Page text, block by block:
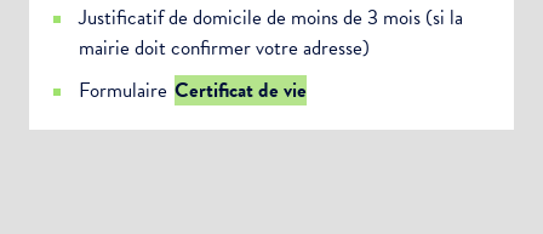
Justificatif de domicile de moins de 3 mois (si la
mairie doit confirmer votre adresse)
Formulaire Certificat de vie
Choisissez votre abonnement :
Alertes Mail